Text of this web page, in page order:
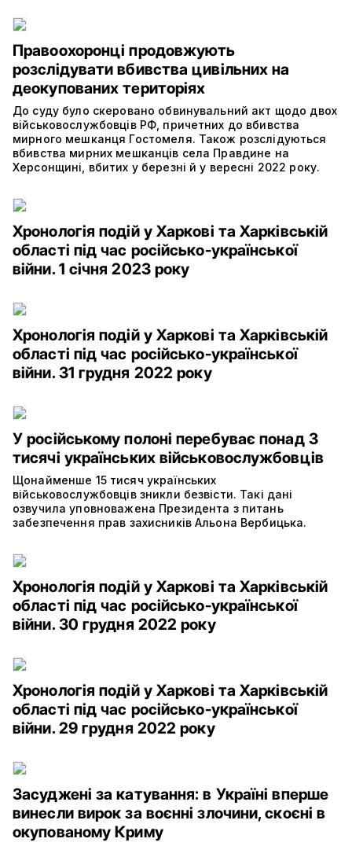
Правоохоронці продовжують
розслідувати вбивства цивільних на
деокупованих територіях
До суду було скеровано обвинувальний акт щодо двох
військовослужбовців РФ, причетних до вбивства
мирного мешканця Гостомеля. Також розслідуються
вбивства мирних мешканців села Правдине на
Херсонщині, вбитих у березні й у вересні 2022 року.
Хронологія подій у Харкові та Харківській
області під час російсько-української
війни. 1 січня 2023 року
Хронологія подій у Харкові та Харківській
області під час російсько-української
війни. 31 грудня 2022 року
У російському полоні перебуває понад 3
тисячі українських військовослужбовців
Щонайменше 15 тисяч українських
військовослужбовців зникли безвісти. Такі дані
озвучила уповноважена Президента з питань
забезпечення прав захисників Альона Вербицька.
Хронологія подій у Харкові та Харківській
області під час російсько-української
війни. 30 грудня 2022 року
Хронологія подій у Харкові та Харківській
області під час російсько-української
війни. 29 грудня 2022 року
Засуджені за катування: в Україні вперше
винесли вирок за воєнні злочини, скоєні в
окупованому Криму